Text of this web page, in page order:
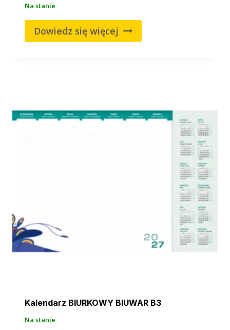
Na stanie
Dowiedz się więcej
Kalendarz BIURKOWY BIUWAR B3
Na stanie